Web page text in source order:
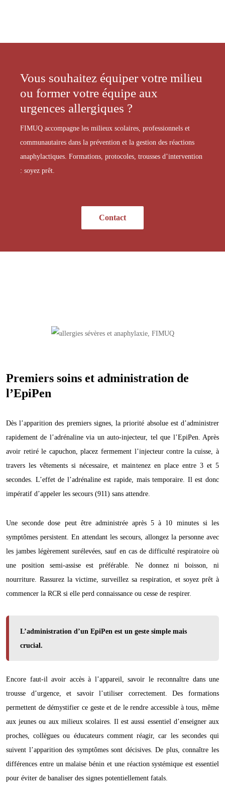
Vous souhaitez équiper votre milieu
ou former votre équipe aux
urgences allergiques ?
FIMUQ accompagne les milieux scolaires, professionnels et
communautaires dans la prévention et la gestion des réactions
anaphylactiques. Formations, protocoles, trousses d’intervention
: soyez prêt.
Contact
Premiers soins et administration de
l’EpiPen
Dès l’apparition des premiers signes, la priorité absolue est d’administrer
rapidement de l’adrénaline via un auto-injecteur, tel que l’EpiPen. Après
avoir retiré le capuchon, placez fermement l’injecteur contre la cuisse, à
travers les vêtements si nécessaire, et maintenez en place entre 3 et 5
secondes. L’effet de l’adrénaline est rapide, mais temporaire. Il est donc
impératif d’appeler les secours (911) sans attendre.
Une seconde dose peut être administrée après 5 à 10 minutes si les
symptômes persistent. En attendant les secours, allongez la personne avec
les jambes légèrement surélevées, sauf en cas de difficulté respiratoire où
une position semi-assise est préférable. Ne donnez ni boisson, ni
nourriture. Rassurez la victime, surveillez sa respiration, et soyez prêt à
commencer la RCR si elle perd connaissance ou cesse de respirer.
L’administration d’un EpiPen est un geste simple mais
crucial.
Encore faut-il avoir accès à l’appareil, savoir le reconnaître dans une
trousse d’urgence, et savoir l’utiliser correctement. Des formations
permettent de démystifier ce geste et de le rendre accessible à tous, même
aux jeunes ou aux milieux scolaires. Il est aussi essentiel d’enseigner aux
proches, collègues ou éducateurs comment réagir, car les secondes qui
suivent l’apparition des symptômes sont décisives. De plus, connaître les
différences entre un malaise bénin et une réaction systémique est essentiel
pour éviter de banaliser des signes potentiellement fatals.